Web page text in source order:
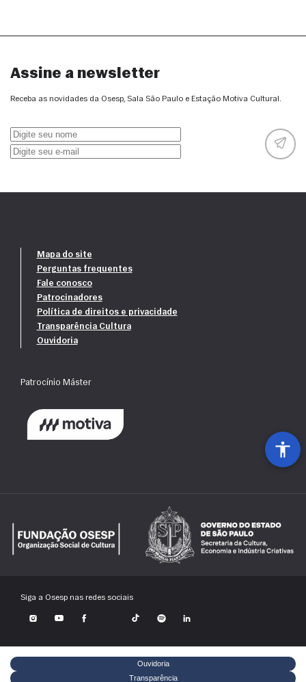
Assine a newsletter
Receba as novidades da Osesp, Sala São Paulo e Estação Motiva Cultural.
Mapa do site
Perguntas frequentes
Fale conosco
Patrocinadores
Política de direitos e privacidade
Transparência Cultura
Ouvidoria
Patrocínio Máster
Siga a Osesp nas redes sociais
Ouvidoria
Transparência